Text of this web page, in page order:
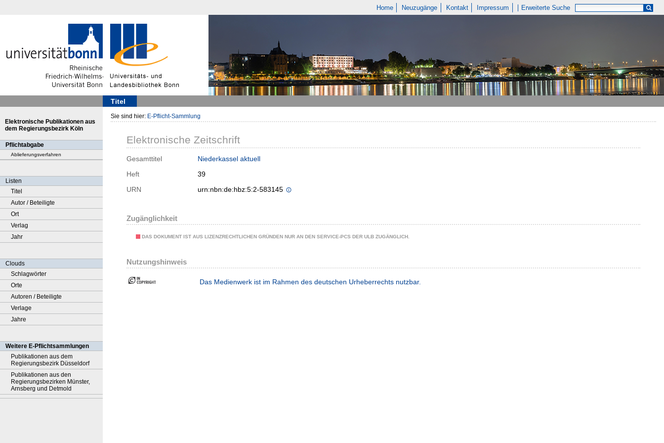
Home Neuzugänge Kontakt Impressum Erweiterte Suche
Titel
Elektronische Publikationen aus
dem Regierungsbezirk Köln
Pflichtabgabe
Ablieferungsverfahren
Listen
Titel
Autor / Beteiligte
Ort
Verlag
Jahr
Clouds
Schlagwörter
Orte
Autoren / Beteiligte
Verlage
Jahre
Weitere E-Pflichtsammlungen
Publikationen aus dem
Regierungsbezirk Düsseldorf
Publikationen aus den
Regierungsbezirken Münster,
Arnsberg und Detmold
Sie sind hier: E-Pflicht-Sammlung
Elektronische Zeitschrift
Gesamttitel
Niederkassel aktuell
Heft
39
URN
urn:nbn:de:hbz:5:2-583145
Zugänglichkeit
DAS DOKUMENT IST AUS LIZENZRECHTLICHEN GRÜNDEN NUR AN DEN SERVICE-PCS DER ULB ZUGÄNGLICH.
Nutzungshinweis
Das Medienwerk ist im Rahmen des deutschen Urheberrechts nutzbar.